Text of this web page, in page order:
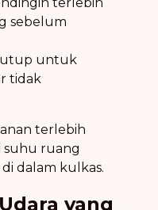
terlebih
sebelum
untuk
tidak
terlebih
suhu ruang
dalam kulkas.
yang